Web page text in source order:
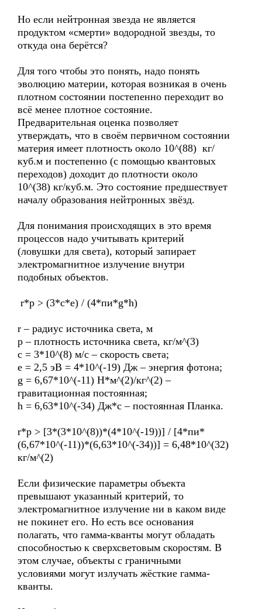
Но если нейтронная звезда не является
продуктом «смерти» водородной звезды, то
откуда она берётся?
Для того чтобы это понять, надо понять
эволюцию материи, которая возникая в очень
плотном состоянии постепенно переходит во
всё менее плотное состояние.
Предварительная оценка позволяет
утверждать, что в своём первичном состоянии
материя имеет плотность около 10^(88) кг/
куб.м и постепенно (с помощью квантовых
переходов) доходит до плотности около
10^(38) кг/куб.м. Это состояние предшествует
началу образования нейтронных звёзд.
Для понимания происходящих в это время
процессов надо учитывать критерий
(ловушки для света), который запирает
электромагнитное излучение внутри
подобных объектов.
r*p > (3*c*e) / (4*пи*g*h)
r – радиус источника света, м
p – плотность источника света, кг/м^(3)
с = 3*10^(8) м/с – скорость света;
е = 2,5 эВ = 4*10^(-19) Дж – энергия фотона;
g = 6,67*10^(-11) Н*м^(2)/кг^(2) –
гравитационная постоянная;
h = 6,63*10^(-34) Дж*с – постоянная Планка.
r*p > [3*(3*10^(8))*(4*10^(-19))] / [4*пи*
(6,67*10^(-11))*(6,63*10^(-34))] = 6,48*10^(32)
кг/м^(2)
Если физические параметры объекта
превышают указанный критерий, то
электромагнитное излучение ни в каком виде
не покинет его. Но есть все основания
полагать, что гамма-кванты могут обладать
способностью к сверхсветовым скоростям. В
этом случае, объекты с граничными
условиями могут излучать жёсткие гамма-
кванты.